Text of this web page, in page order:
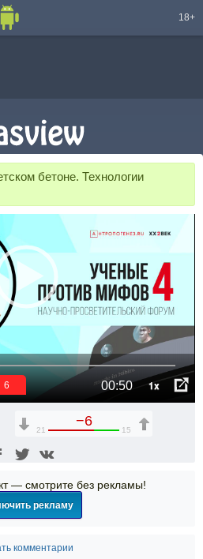
18+
бетоне. Технологии
00:50 1x
6
−6
21 15
— смотрите без рекламы!
рекламу
комментарии